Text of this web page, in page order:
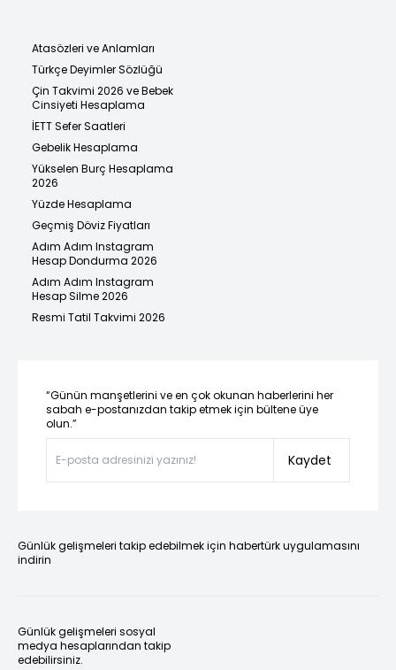
Atasözleri ve Anlamları
Türkçe Deyimler Sözlüğü
Çin Takvimi 2026 ve Bebek
Cinsiyeti Hesaplama
İETT Sefer Saatleri
Gebelik Hesaplama
Yükselen Burç Hesaplama
2026
Yüzde Hesaplama
Geçmiş Döviz Fiyatları
Adım Adım Instagram
Hesap Dondurma 2026
Adım Adım Instagram
Hesap Silme 2026
Resmi Tatil Takvimi 2026
“Günün manşetlerini ve en çok okunan haberlerini her
sabah e-postanızdan takip etmek için bültene üye
olun.”
Kaydet
Günlük gelişmeleri takip edebilmek için habertürk uygulamasını
indirin
Günlük gelişmeleri sosyal
medya hesaplarından takip
edebilirsiniz.